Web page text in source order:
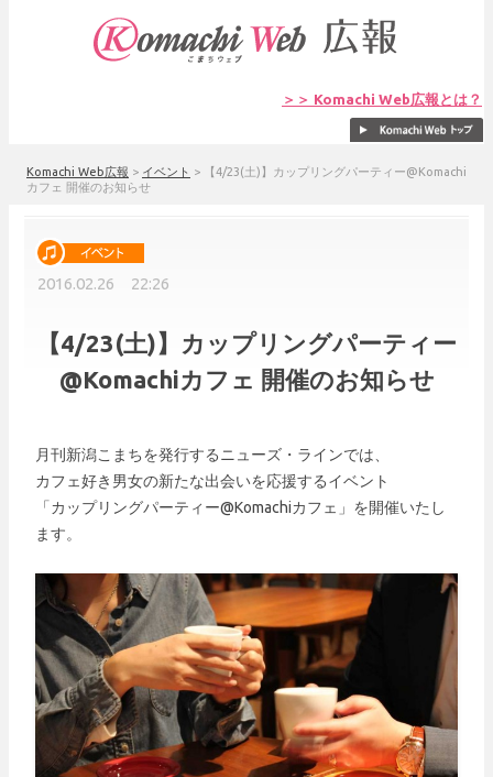
＞＞ Komachi Web広報とは？
Komachi Web広報 > イベント >
【4/23(土)】カップリングパーティー@Komachi
カフェ 開催のお知らせ
2016.02.26 22:26
【4/23(土)】カップリングパーティー
@Komachiカフェ 開催のお知らせ
月刊新潟こまちを発行するニューズ・ラインでは、
カフェ好き男女の新たな出会いを応援するイベント
「カップリングパーティー@Komachiカフェ 」を開催いたし
ます。